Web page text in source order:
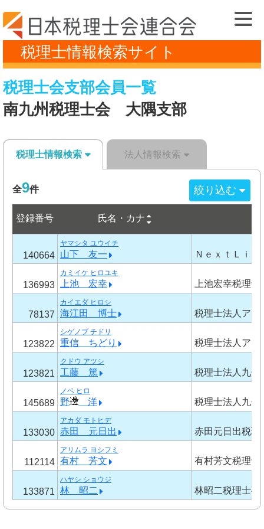
税理士情報検索サイト
税理士会支部会員一覧
南九州税理士会 大隅支部
税理士情報検索 法人情報検索
全9件 絞り込む
登録番号 氏名・カナ
140664
ヤマシタ ユウイチ
山下 友一 ＮｅｘｔＬｉ
136993
カミイケ ヒロユキ
上池 宏幸 上池宏幸税理士
78137
カイエダ ヒロシ
海江田 博士 税理士法人アリ
123822
シゲノブ チドリ
重信 ちどり 税理士法人アリ
123821
クドウ アツシ
工藤 篤 税理士法人九州
145689
ノベ ヒロ
野 洋 税理士法人九州
133030
アカダ モトヒデ
赤田 元日出 赤田元日出税理
112114
アリムラ ヨシフミ
有村 芳文 有村芳文税理士
133871
ハヤシ ショウジ
林 昭二 林昭二税理士事